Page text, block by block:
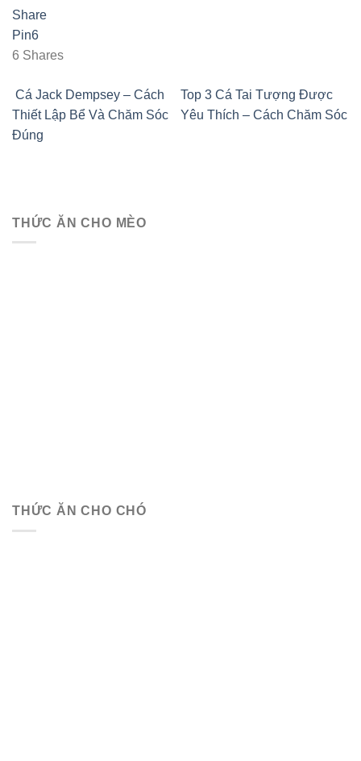
Share
Pin6
6 Shares
Cá Jack Dempsey – Cách
Thiết Lập Bể Và Chăm Sóc
Đúng
Top 3 Cá Tai Tượng Được
Yêu Thích – Cách Chăm Sóc
THỨC ĂN CHO MÈO
THỨC ĂN CHO CHÓ